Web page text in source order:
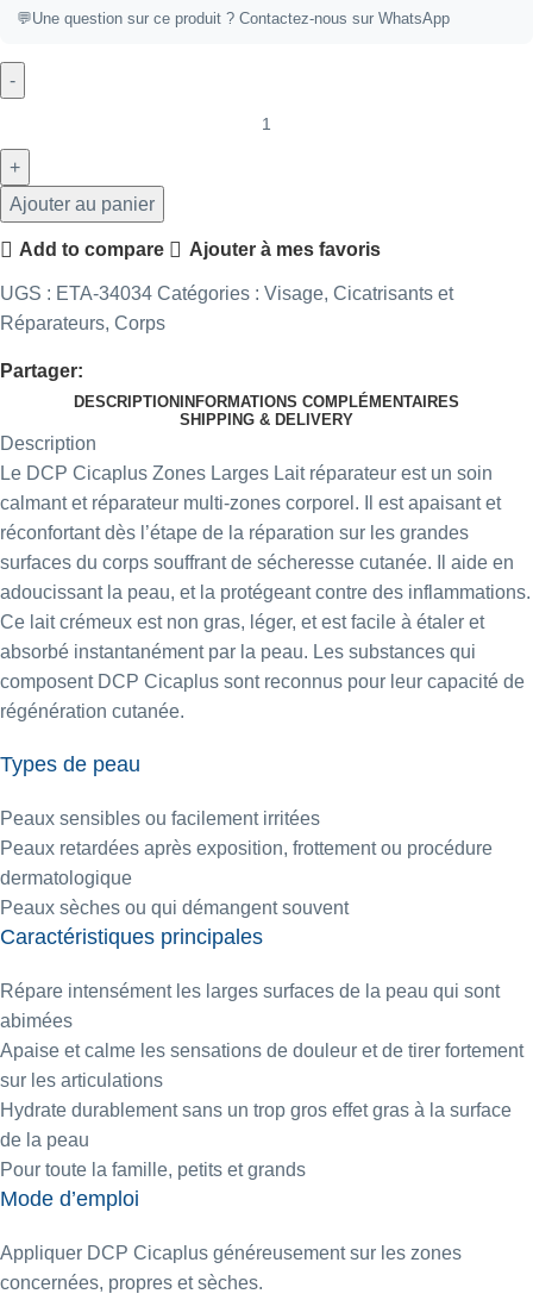
💬Une question sur ce produit ? Contactez-nous sur WhatsApp
Ajouter au panier
Add to compare Ajouter à mes favoris
UGS : ETA-34034 Catégories : Visage, Cicatrisants et
Réparateurs, Corps
Partager:
DESCRIPTION INFORMATIONS COMPLÉMENTAIRES
SHIPPING & DELIVERY
Description
Le DCP Cicaplus Zones Larges Lait réparateur est un soin
calmant et réparateur multi-zones corporel. Il est apaisant et
réconfortant dès l’étape de la réparation sur les grandes
surfaces du corps souffrant de sécheresse cutanée. Il aide en
adoucissant la peau, et la protégeant contre des inflammations.
Ce lait crémeux est non gras, léger, et est facile à étaler et
absorbé instantanément par la peau. Les substances qui
composent DCP Cicaplus sont reconnus pour leur capacité de
régénération cutanée.
Types de peau
Peaux sensibles ou facilement irritées
Peaux retardées après exposition, frottement ou procédure
dermatologique
Peaux sèches ou qui démangent souvent
Caractéristiques principales
Répare intensément les larges surfaces de la peau qui sont
abimées
Apaise et calme les sensations de douleur et de tirer fortement
sur les articulations
Hydrate durablement sans un trop gros effet gras à la surface
de la peau
Pour toute la famille, petits et grands
Mode d’emploi
Appliquer DCP Cicaplus généreusement sur les zones
concernées, propres et sèches.